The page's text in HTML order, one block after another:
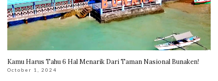
Kamu Harus Tahu 6 Hal Menarik Dari Taman Nasional Bunaken!
October 1, 2024